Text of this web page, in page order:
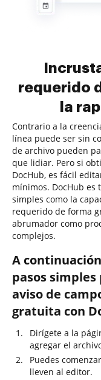
requerido
la
Contrario a la
línea puede ser sin
de archivo pueden
que lidiar. Pero si
DocHub, es fácil
mínimos. DocHub es
simples como la
requerido de forma
abrumador como
complejos.
A
pasos
aviso de
gratuita con
Dirígete a la
agregar el
Puedes
lleven al editor.